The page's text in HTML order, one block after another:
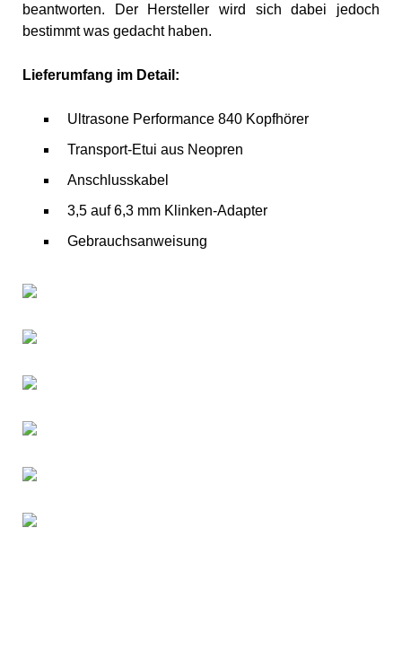
beantworten. Der Hersteller wird sich dabei jedoch
bestimmt was gedacht haben.
Lieferumfang im Detail:
Ultrasone Performance 840 Kopfhörer
Transport-Etui aus Neopren
Anschlusskabel
3,5 auf 6,3 mm Klinken-Adapter
Gebrauchsanweisung